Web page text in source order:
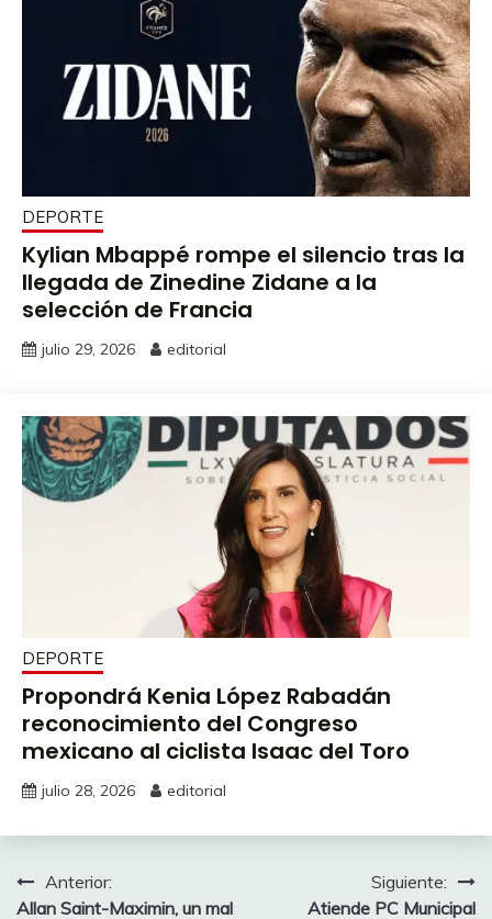
DEPORTE
Kylian Mbappé rompe el silencio tras la
llegada de Zinedine Zidane a la
selección de Francia
julio 29, 2026 editorial
DEPORTE
Propondrá Kenia López Rabadán
reconocimiento del Congreso
mexicano al ciclista Isaac del Toro
julio 28, 2026 editorial
Navegación
Anterior:
Allan Saint-Maximin, un mal
Siguiente:
Atiende PC Municipal